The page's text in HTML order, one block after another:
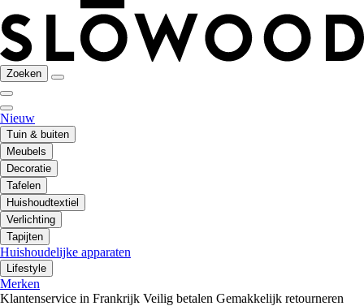
Zoeken
Nieuw
Tuin & buiten
Meubels
Decoratie
Tafelen
Huishoudtextiel
Verlichting
Tapijten
Huishoudelijke apparaten
Lifestyle
Merken
Klantenservice in Frankrijk Veilig betalen Gemakkelijk retourneren